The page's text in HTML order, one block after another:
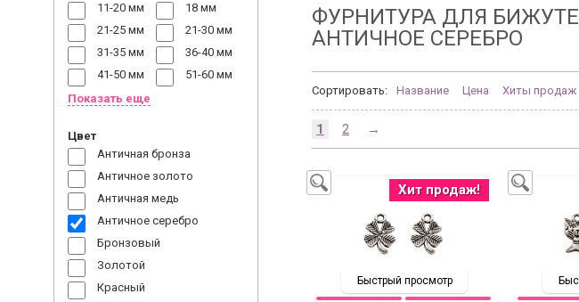
11-20 мм
18 мм
21-25 мм
21-30 мм
31-35 мм
36-40 мм
41-50 мм
51-60 мм
Показать еще
Цвет
Античная бронза
Античное золото
Античная медь
Античное серебро
Бронзовый
Золотой
Красный
ФУРНИТУРА ДЛЯ
АНТИЧНОЕ СЕРЕБРО
Сортировать: Название Цена Хиты продаж
1 2 →
Быстрый просмотр
Хит продаж!